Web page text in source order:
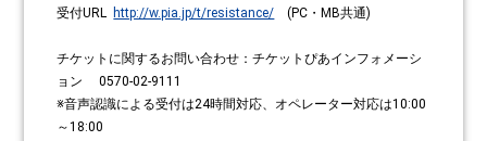
受付URL http://w.pia.jp/t/resistance/ (PC・MB共通)
チケットに関するお問い合わせ：チケットぴあインフォメーシ
ョン 0570-02-9111
※音声認識による受付は24時間対応、オペレーター対応は10:00
～18:00